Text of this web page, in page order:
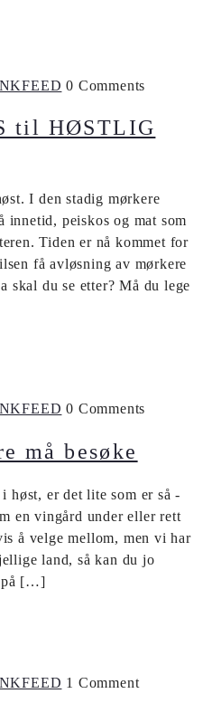
0 Comments
til HØSTLIG
I den stadig mørkere
innetid, peiskos og mat som
Tiden er nå kommet for
få av­løsning av mørkere
du se etter? Må du lege
0 Comments
må besøke
høst, er det lite som er så
en vingård under eller rett
å velge ­mellom, men vi har
land, så kan du jo
på […]
1 Comment